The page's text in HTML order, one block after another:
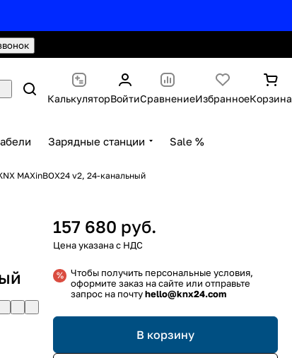
КалькуляторВойтиСравнениеИзбранноеКорзина
Зарядные станции Sale %
MAXinBOX24 v2, 24-канальный
157 680 руб.
Чтобы получить персональные условия,
оформите заказ на сайте или отправьте
запрос на почтуhello@knx24.com
В корзину